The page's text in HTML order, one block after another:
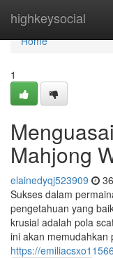
highkeysocial
Home
Home
1
Mahjong
elainedyqj523909
Sukses dalam
pengetahuan yang
krusial adalah pola
ini akan memudahkan
https://